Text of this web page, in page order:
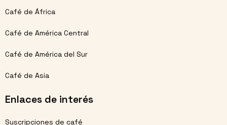
Café de África
Café de América Central
Café de América del Sur
Café de Asia
Enlaces de interés
Suscripciones de café